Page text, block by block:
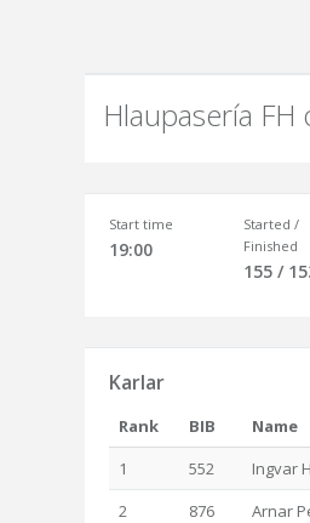
Hlaupasería FH
Start time
19:00
Started /
Finished
155 /
Karlar
Rank BIB
Name
1
552
Ingvar
2
876
Arnar